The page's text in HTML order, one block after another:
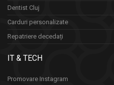
Dentist Cluj
Carduri personalizate
Repatriere decedați
IT & TECH
Promovare Instagram